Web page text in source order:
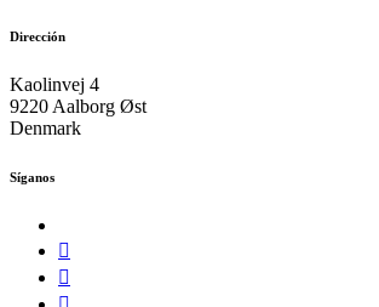
Dirección
Kaolinvej 4
9220 Aalborg Øst
Denmark
Síganos